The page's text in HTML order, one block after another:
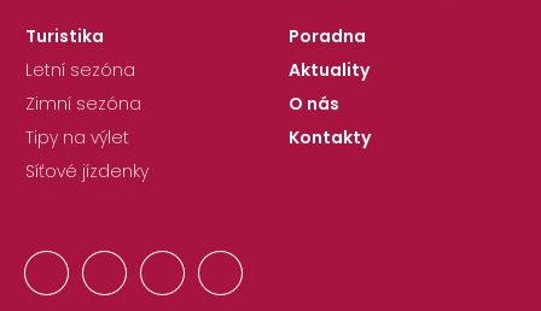
Turistika
Letní sezóna
Zimní sezóna
Tipy na výlet
Síťové jízdenky
Poradna
Aktuality
O nás
Kontakty